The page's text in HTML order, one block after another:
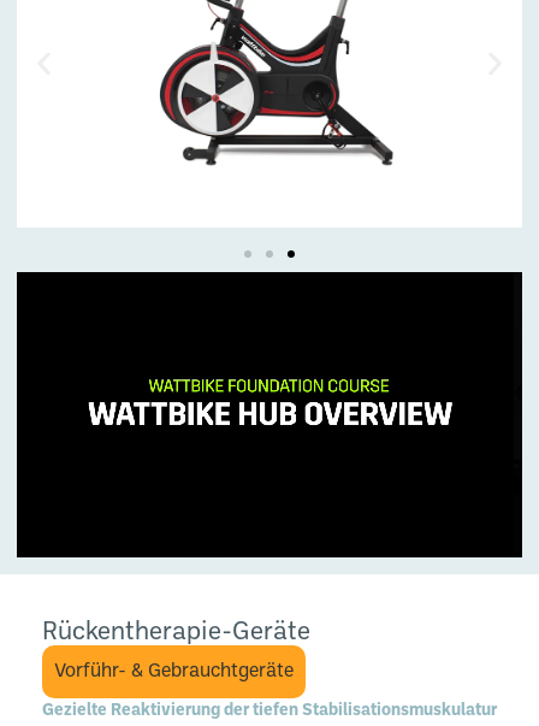
Rückentherapie-Geräte
Vorführ- & Gebrauchtgeräte
Gezielte Reaktivierung der tiefen Stabilisationsmuskulatur